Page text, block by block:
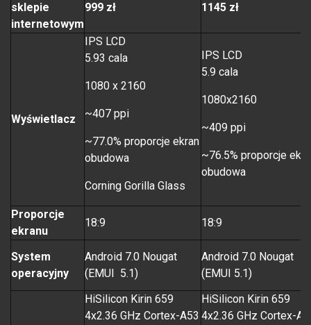
sklepie
internetowym
999 zł 1145 zł
Wyświetlacz
IPS LCD
5.93 cala
1080 x 2160
~407 ppi
~77.0% proporcje ekran
obudowa
Corning Gorilla Glass
IPS LCD
5.9 cala
1080x2160
~409 ppi
~76.5% proporcje
obudowa
Proporcje
ekranu
18:9 18:9
System
operacyjny
Android 7.0 Nougat
(EMUI 5.1)
Android 7.0 Nougat
(EMUI 5.1)
HiSilicon Kirin 659
4x2.36 GHz Cortex-A53
HiSilicon Kirin 659
4x2.36 GHz Cortex-